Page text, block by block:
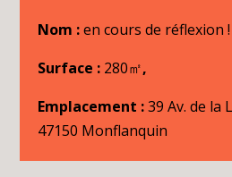
Nom :en cours de réflexion !
Surface : 280㎡,
Emplacement :39 Av. de la
47150 Monflanquin